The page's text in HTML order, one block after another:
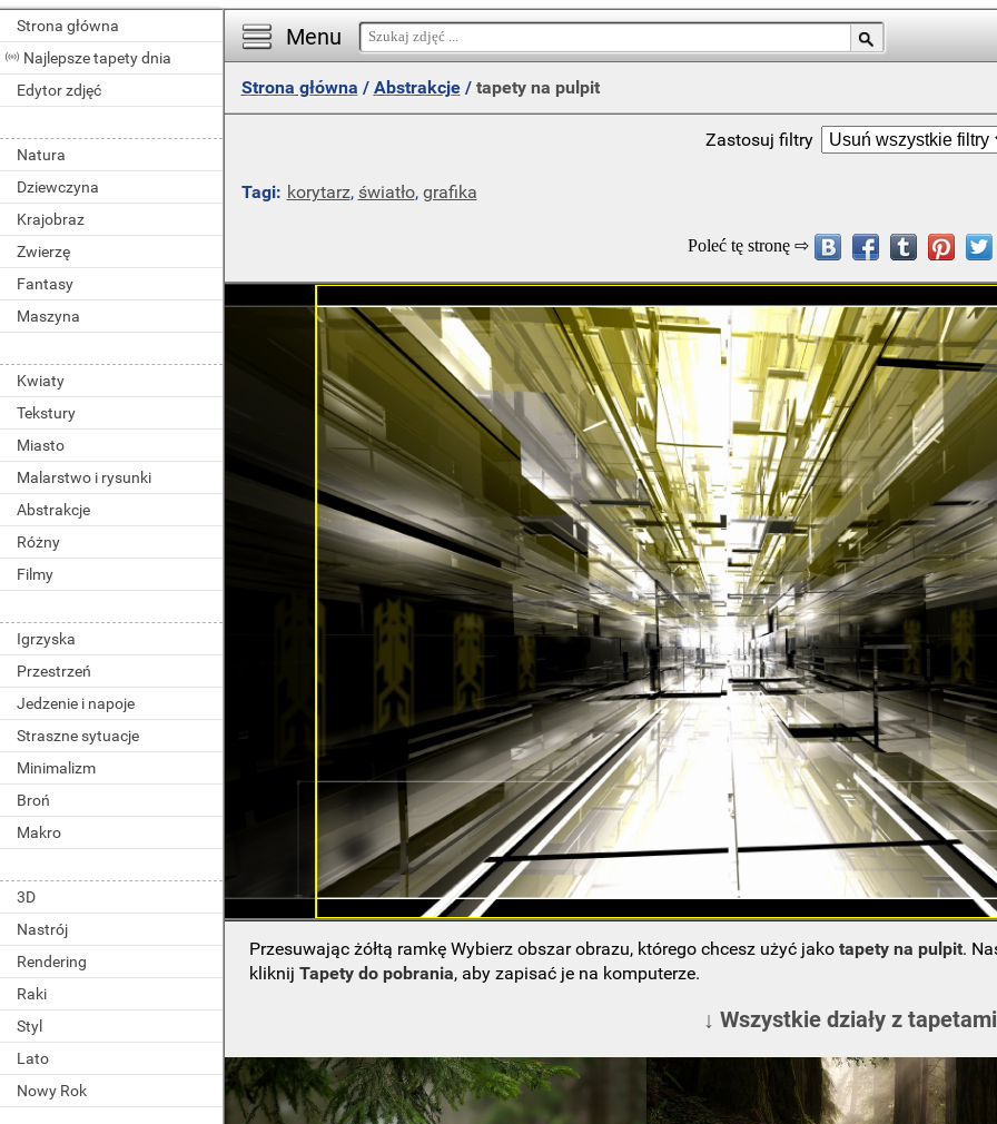
Strona główna
Najlepsze tapety dnia
Edytor zdjęć
Natura
Dziewczyna
Krajobraz
Zwierzę
Fantasy
Maszyna
Kwiaty
Tekstury
Miasto
Malarstwo i rysunki
Abstrakcje
Różny
Filmy
Igrzyska
Przestrzeń
Jedzenie i napoje
Straszne sytuacje
Minimalizm
Broń
Makro
3D
Nastrój
Rendering
Raki
Styl
Lato
Nowy Rok
Menu
Strona główna / Abstrakcje/ tapety na pulpit
Zastosuj filtry
Tagi: korytarz, światło, grafika
Przesuwając żółtą ramkę Wybierz obszar obrazu, którego chcesz użyć jakotapety na pulpit.
kliknijTapety do pobrania, aby zapisać je na komputerze.
↓ Wszystkie działy z